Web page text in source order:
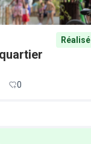
Réalisé
0